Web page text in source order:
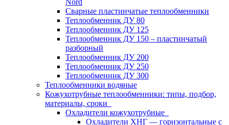
Nord
Сварные пластинчатые теплообменники
Теплообменник ДУ 80
Теплообменник ДУ 125
Теплообменник ДУ 150 – пластинчатый
разборный
Теплообменник ДУ 200
Теплообменник ДУ 250
Теплообменник ДУ 300
Теплообменники водяные
Кожухотрубные теплообменники: типы, подбор,
материалы, сроки
Охладители кожухотрубные
Охладители ХНГ — горизонтальные с